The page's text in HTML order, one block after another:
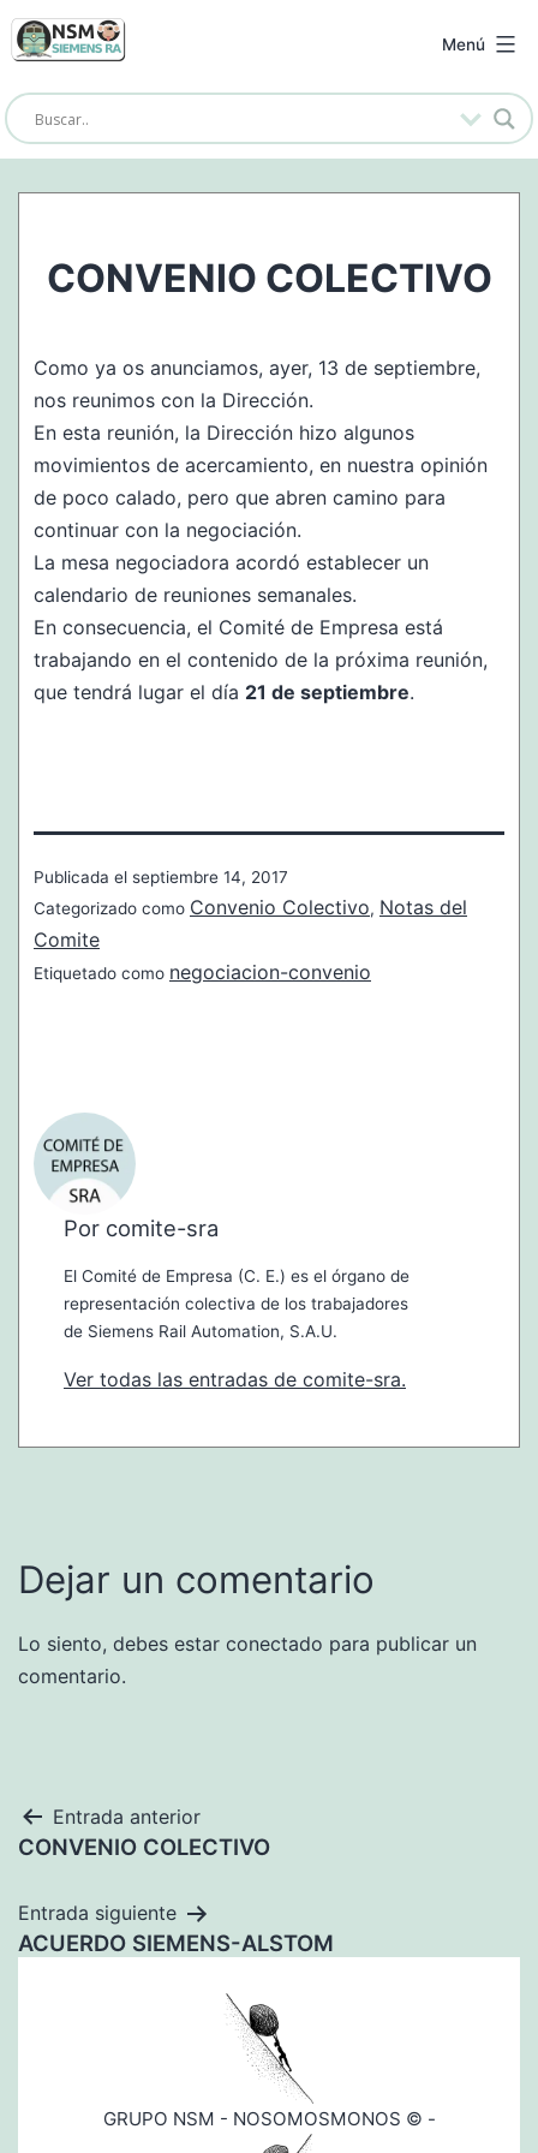
Saltar
NSM
RA
Menú
CONVENIO COLECTIVO
Como ya os anunciamos, ayer, 13 de septiembre,
nos reunimos con la Dirección.
En esta reunión, la Dirección hizo algunos
movimientos de acercamiento, en nuestra opinión
de poco calado, pero que abren camino para
continuar con la negociación.
La mesa negociadora acordó establecer un
calendario de reuniones semanales.
En consecuencia, el Comité de Empresa está
trabajando en el contenido de la próxima reunión,
que tendrá lugar el día 21 de septiembre.
Publicada el septiembre 14, 2017
Categorizado como Convenio Colectivo, Notas del
Comite
Etiquetado como negociacion-convenio
Por comite-sra
El Comité de Empresa (C. E.) es el órgano de
representación colectiva de los trabajadores
de Siemens Rail Automation, S.A.U.
Ver todas las entradas de comite-sra.
Dejar un comentario
Lo siento, debes estar conectado para publicar un
comentario.
Navegación
entradas
Entrada anterior
CONVENIO COLECTIVO
Entrada siguiente
ACUERDO SIEMENS-ALSTOM
GRUPO NSM - NOSOMOSMONOS © -